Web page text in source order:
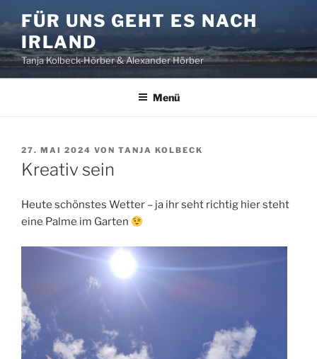
Inhalt
springen
FÜR UNS GEHT ES NACH
IRLAND
Tanja Kolbeck-Hörber & Alexander Hörber
Menü
VERÖFFENTLICHT
AM
27. MAI 2024 VON TANJA KOLBECK
Kreativ sein
Heute schönstes Wetter – ja ihr seht richtig hier steht
eine Palme im Garten